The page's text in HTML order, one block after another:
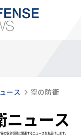
ース 空の防衛
ニュース
の安全保障に関連するニュースをお届けします。